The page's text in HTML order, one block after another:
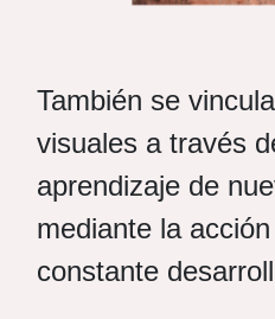
También se
visuales a través
aprendizaje de
mediante la
constante